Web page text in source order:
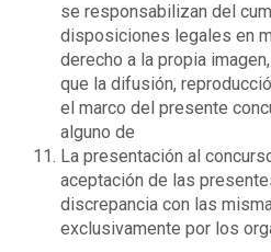
se responsabilizan del
disposiciones legales en
derecho a la propia
que la difusión,
el marco del presente
alguno de
La presentación al
aceptación de las
discrepancia con las
exclusivamente por los